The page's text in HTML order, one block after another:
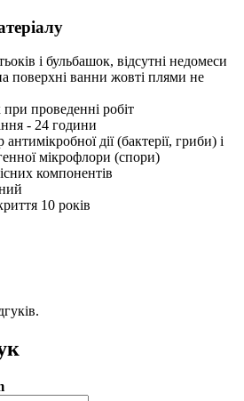
і бульбашок, відсутні недомеси
поверхні ванни жовті плями не
проведенні робіт
- 24 години
дії (бактерії, гриби) і
мікрофлори (спори)
компонентів
10 років